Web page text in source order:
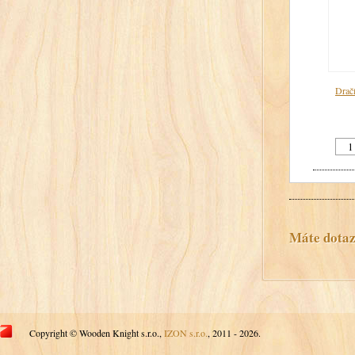
Máte
Copyright © Wooden Knight s.r.o., IZON s.r.o., 2011 - 2026.